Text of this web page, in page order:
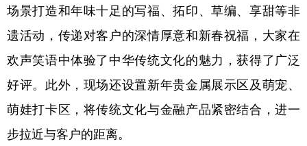
六盘水 毕节 铜仁 黔东南
黔南 黔西南
地方频道
北京 天津
场景打造和年味十足的写福、拓印、草编、享甜等非
遗活动，传递对客户的深情厚意和新春祝福，大家在
欢声笑语中体验了中华传统文化的魅力，获得了广泛
好评。此外，现场还设置新年贵金属展示区及萌宠、
萌娃打卡区，将传统文化与金融产品紧密结合，进一
步拉近与客户的距离。